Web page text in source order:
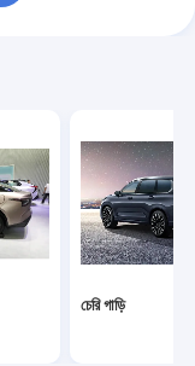
চেরি গাড়ি